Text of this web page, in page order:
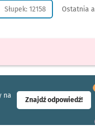
na życzenie
Słupek: 12158 Ostatnia
na
Znajdź odpowiedź!-